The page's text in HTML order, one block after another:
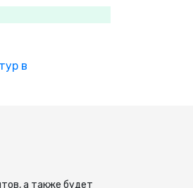
тур в
а также будет